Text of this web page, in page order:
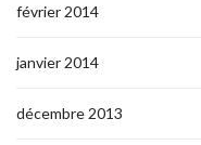
février 2014
janvier 2014
décembre 2013